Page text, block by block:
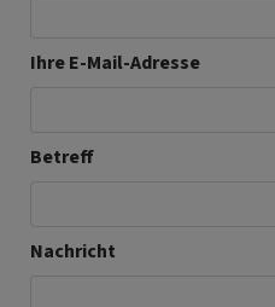
Ihre E-Mail-Adresse
Betreff
Nachricht